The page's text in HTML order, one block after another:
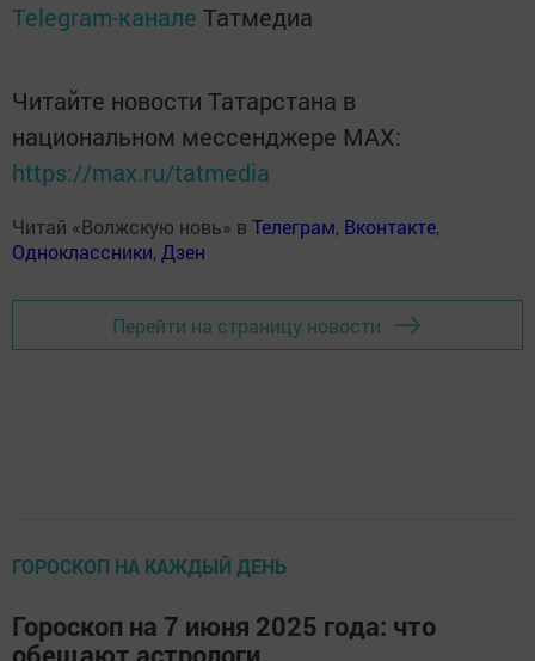
Telegram-канале Татмедиа
Читайте новости Татарстана в
национальном мессенджере MАХ:
https://max.ru/tatmedia
Читай «Волжскую новь» в Телеграм, Вконтакте,
Одноклассники, Дзен
Перейти на страницу новости
ГОРОСКОП НА КАЖДЫЙ ДЕНЬ
Гороскоп на 7 июня 2025 года: что